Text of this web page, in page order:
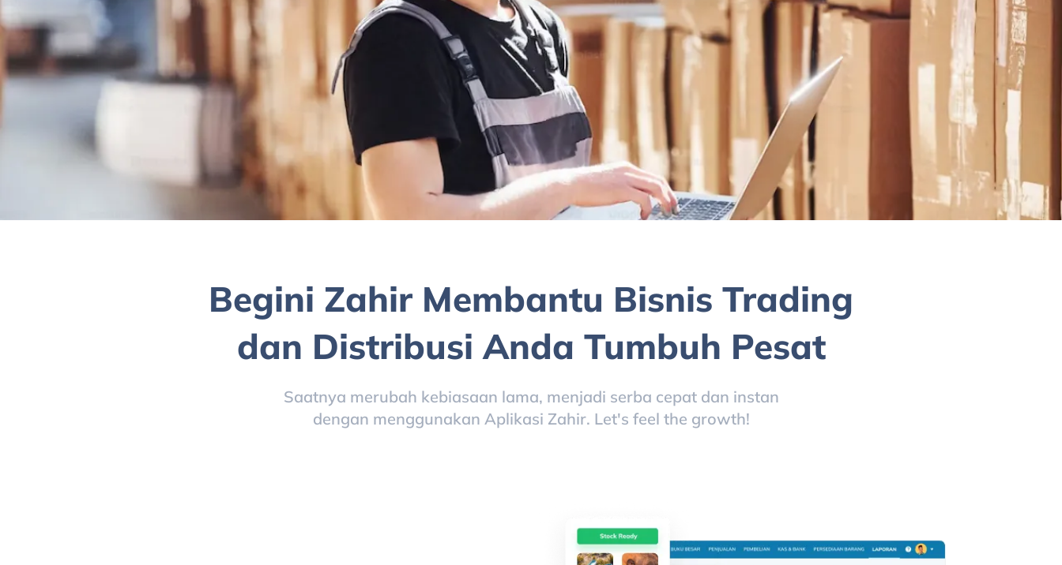
Begini Zahir Membantu Bisnis Trading
dan Distribusi Anda Tumbuh Pesat
Saatnya merubah kebiasaan lama, menjadi serba cepat dan instan
dengan menggunakan Aplikasi Zahir. Let's feel the growth!